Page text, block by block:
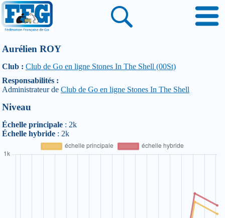
Aurélien ROY
Club : Club de Go en ligne Stones In The Shell (00St)
Responsabilités :
Administrateur de Club de Go en ligne Stones In The Shell
Niveau
Échelle principale : 2k
Échelle hybride : 2k